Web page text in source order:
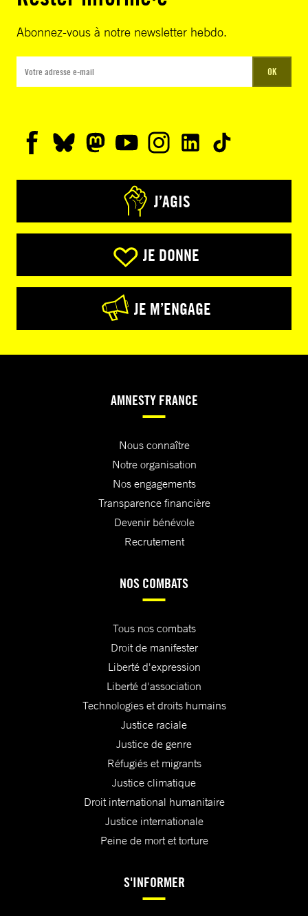
Abonnez-vous à notre newsletter hebdo.
OK
J’AGIS
JE DONNE
JE M’ENGAGE
AMNESTY FRANCE
Nous connaître
Notre organisation
Nos engagements
Transparence financière
Devenir bénévole
Recrutement
NOS COMBATS
Tous nos combats
Droit de manifester
Liberté d'expression
Liberté d'association
Technologies et droits humains
Justice raciale
Justice de genre
Réfugiés et migrants
Justice climatique
Droit international humanitaire
Justice internationale
Peine de mort et torture
S'INFORMER